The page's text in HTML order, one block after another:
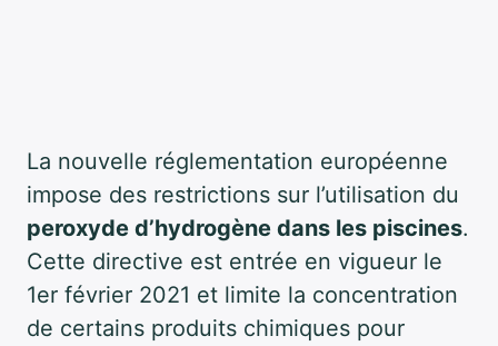
La nouvelle réglementation européenne
impose des restrictions sur l’utilisation du
peroxyde d’hydrogène dans les piscines.
Cette directive est entrée en vigueur le
1er février 2021 et limite la concentration
de certains produits chimiques pour